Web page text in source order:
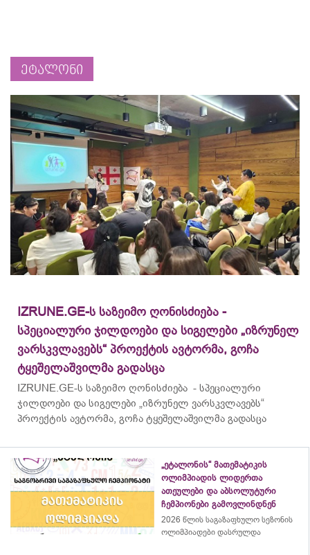
ეტალონი
IZRUNE.GE-ს საზეიმო ღონისძიება -
სპეციალური ჯილდოები და სიგელები „იზრუნელ
ვარსკვლავებს“ პროექტის ავტორმა, გოჩა
ტყეშელაშვილმა გადასცა
IZRUNE.GE-ს საზეიმო ღონისძიება - სპეციალური
ჯილდოები და სიგელები „იზრუნელ ვარსკვლავებს“
პროექტის ავტორმა, გოჩა ტყეშელაშვილმა გადასცა
„ეტალონის“ მათემატიკის
ოლიმპიადის ლიდერთა
ათეულები და აბსოლუტური
ჩემპიონები გამოვლინდნენ
2026 წლის საგაზაფხულო სეზონის
ოლიმპიადები დასრულდა